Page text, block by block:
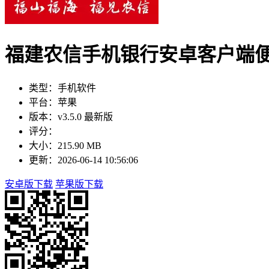
福建农信手机银行安卓客户端
类型：手机软件
平台：苹果
版本：v3.5.0 最新版
评分：
大小：215.90 MB
更新：2026-06-14 10:56:06
安卓版下载 苹果版下载